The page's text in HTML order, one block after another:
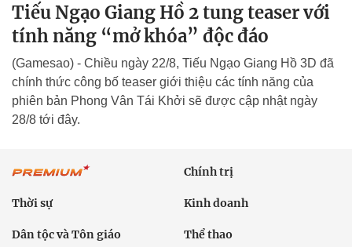
Tiếu Ngạo Giang Hồ 2 tung teaser với
tính năng “mở khóa” độc đáo
(Gamesao) - Chiều ngày 22/8, Tiếu Ngạo Giang Hồ 3D đã
chính thức công bố teaser giới thiệu các tính năng của
phiên bản Phong Vân Tái Khởi sẽ được cập nhật ngày
28/8 tới đây.
Chính trị
Thời sự Kinh doanh
Dân tộc và Tôn giáo Thể thao